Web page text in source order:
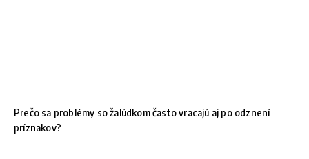
Prečo sa problémy so žalúdkom často vracajú aj po odznení
príznakov?